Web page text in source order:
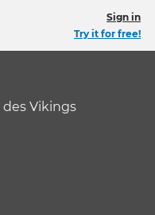
Sign in
Try it for free!
des Vikings